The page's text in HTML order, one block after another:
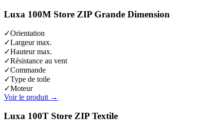
Luxa 100M Store ZIP Grande Dimension
✓Orientation
✓Largeur max.
✓Hauteur max.
✓Résistance au vent
✓Commande
✓Type de toile
✓Moteur
Voir le produit →
Luxa 100T Store ZIP Textile